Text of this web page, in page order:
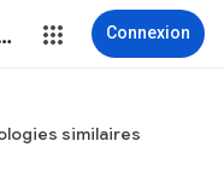
d’utilisation Connexion
similaires